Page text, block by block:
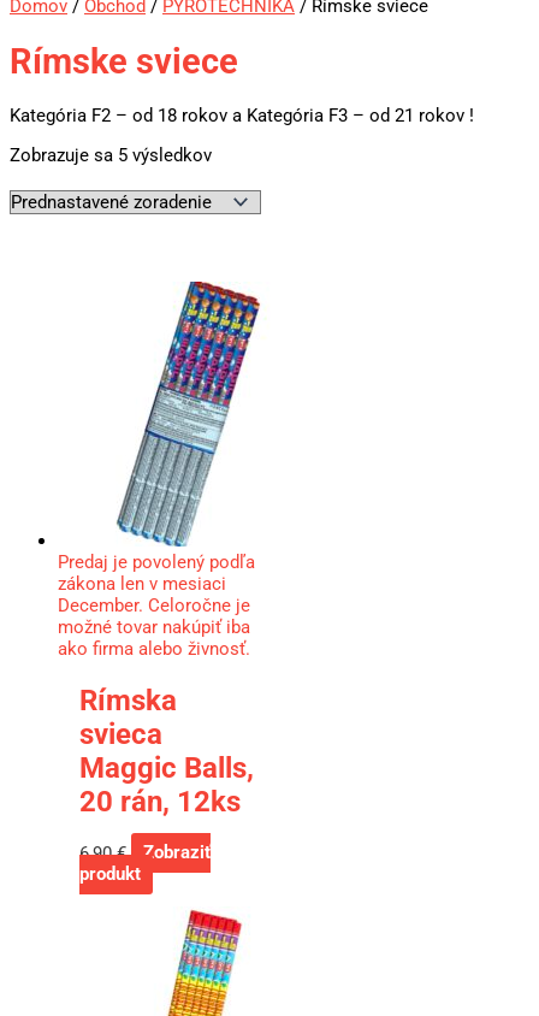
Domov / Obchod / PYROTECHNIKA / Rímske sviece
Rímske sviece
Kategória F2 – od 18 rokov a Kategória F3 – od 21 rokov !
Zobrazuje sa 5 výsledkov
Predaj je povolený podľa
zákona len v mesiaci
December. Celoročne je
možné tovar nakúpiť iba
ako firma alebo živnosť.
Rímska
svieca
Maggic Balls,
20 rán, 12ks
6,90€
Zobraziť
produkt